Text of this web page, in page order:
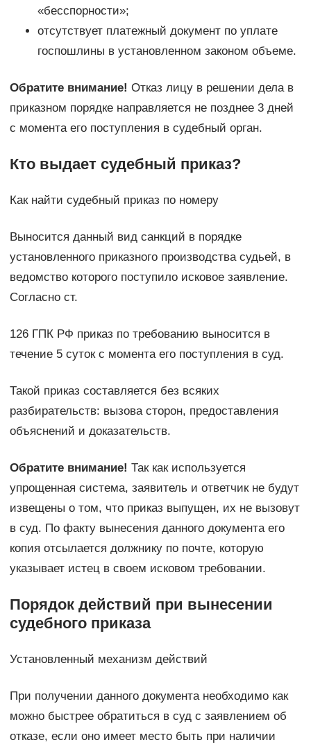
«бесспорности»;
отсутствует платежный документ по уплате
госпошлины в установленном законом объеме.
Обратите внимание! Отказ лицу в решении дела в
приказном порядке направляется не позднее 3 дней
с момента его поступления в судебный орган.
Кто выдает судебный приказ?
Как найти судебный приказ по номеру
Выносится данный вид санкций в порядке
установленного приказного производства судьей, в
ведомство которого поступило исковое заявление.
Согласно ст.
126 ГПК РФ приказ по требованию выносится в
течение 5 суток с момента его поступления в суд.
Такой приказ составляется без всяких
разбирательств: вызова сторон, предоставления
объяснений и доказательств.
Обратите внимание! Так как используется
упрощенная система, заявитель и ответчик не будут
извещены о том, что приказ выпущен, их не вызовут
в суд. По факту вынесения данного документа его
копия отсылается должнику по почте, которую
указывает истец в своем исковом требовании.
Порядок действий при вынесении
судебного приказа
Установленный механизм действий
При получении данного документа необходимо как
можно быстрее обратиться в суд с заявлением об
отказе, если оно имеет место быть при наличии